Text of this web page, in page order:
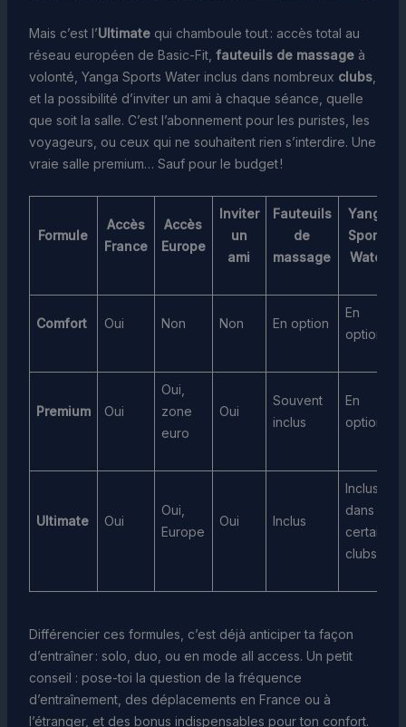
Mais c’est l’Ultimatequi chamboule tout : accès total au
réseau européen de Basic-Fit, fauteuils de massageà
volonté, Yanga Sports Water inclus dans nombreux clubs,
et la possibilité d’inviter un ami à chaque séance, quelle
que soit la salle. C’est l’abonnement pour les puristes, les
voyageurs, ou ceux qui ne souhaitent rien s’interdire. Une
vraie salle premium… Sauf pour le budget !
Formule
Accès
France
Accès
Europe
Inviter
un
ami
Fauteuils
de
massage
Yanga
Sports
Water
Comfort Oui Non Non En option
En
option
Premium Oui
Oui,
zone
euro
Oui
Souvent
inclus
En
option
Ultimate Oui
Oui,
Europe
Oui Inclus
Inclus
dans
certains
clubs
Différencier ces formules, c’est déjà anticiper ta façon
d’entraîner : solo, duo, ou en mode all access. Un petit
conseil : pose-toi la question de la fréquence
d’entraînement, des déplacements en France ou à
l’étranger, et des bonus indispensables pour ton confort.